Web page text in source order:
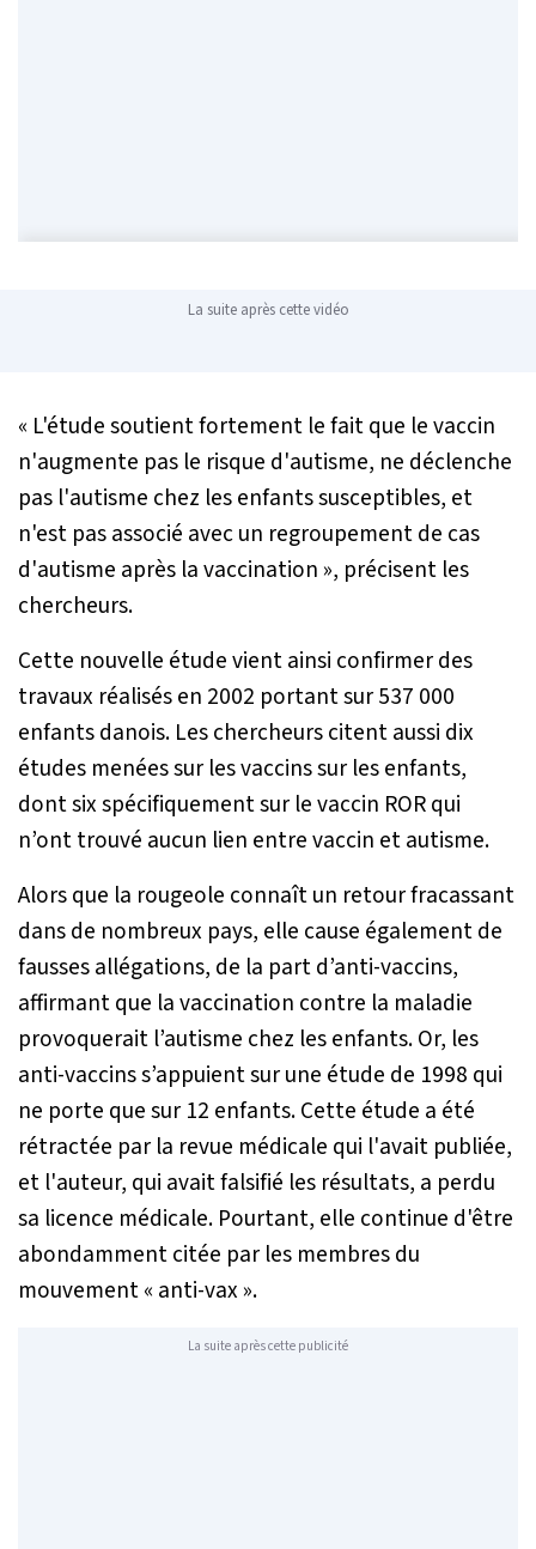
La suite après cette vidéo
« L'étude soutient fortement le fait que le vaccin
n'augmente pas le risque d'autisme, ne déclenche
pas l'autisme chez les enfants susceptibles, et
n'est pas associé avec un regroupement de cas
d'autisme après la vaccination », précisent les
chercheurs.
Cette nouvelle étude vient ainsi confirmer des
travaux réalisés en 2002 portant sur 537 000
enfants danois. Les chercheurs citent aussi dix
études menées sur les vaccins sur les enfants,
dont six spécifiquement sur le vaccin ROR qui
n’ont trouvé aucun lien entre vaccin et autisme.
Alors que la rougeole connaît un retour fracassant
dans de nombreux pays, elle cause également de
fausses allégations, de la part d’anti-vaccins,
affirmant que la vaccination contre la maladie
provoquerait l’autisme chez les enfants. Or, les
anti-vaccins s’appuient sur une étude de 1998 qui
ne porte que sur 12 enfants. Cette étude a été
rétractée par la revue médicale qui l'avait publiée,
et l'auteur, qui avait falsifié les résultats, a perdu
sa licence médicale. Pourtant, elle continue d'être
abondamment citée par les membres du
mouvement « anti-vax ».
La suite après cette publicité